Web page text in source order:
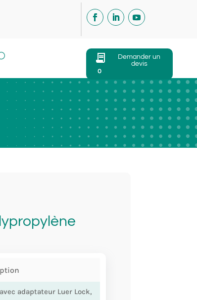
0
Demander un
devis
adaptateur Luer Lock,